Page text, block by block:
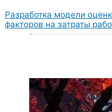
Разработка модели
факторов на затраты